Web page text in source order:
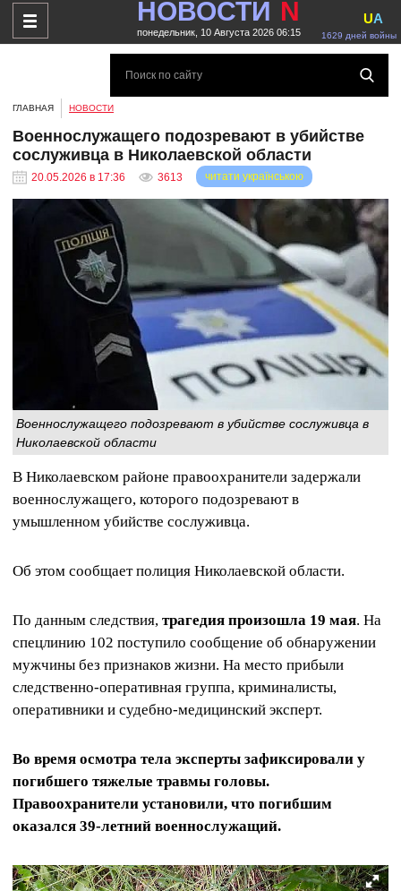
НОВОСТИ N
понедельник, 10 Августа 2026 06:15 1629 дней войны
UA
ГЛАВНАЯ НОВОСТИ
Военнослужащего подозревают в убийстве
сослуживца в Николаевской области
20.05.2026 в 17:36 3613 читати українською
Военнослужащего подозревают в убийстве сослуживца в
Николаевской области
В Николаевском районе правоохранители задержали
военнослужащего, которого подозревают в
умышленном убийстве сослуживца.
Об этом сообщает полиция Николаевской области.
По данным следствия, трагедия произошла 19 мая. На
спецлинию 102 поступило сообщение об обнаружении
мужчины без признаков жизни. На место прибыли
следственно-оперативная группа, криминалисты,
оперативники и судебно-медицинский эксперт.
Во время осмотра тела эксперты зафиксировали у
погибшего тяжелые травмы головы.
Правоохранители установили, что погибшим
оказался 39-летний военнослужащий.